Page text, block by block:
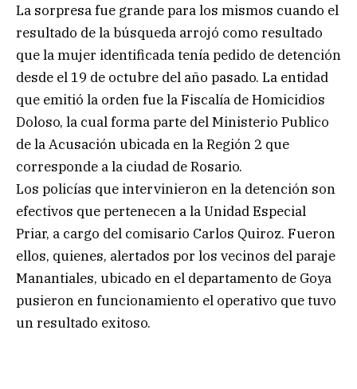
La sorpresa fue grande para los mismos cuando el
resultado de la búsqueda arrojó como resultado
que la mujer identificada tenía pedido de detención
desde el 19 de octubre del año pasado. La entidad
que emitió la orden fue la Fiscalía de Homicidios
Doloso, la cual forma parte del Ministerio Publico
de la Acusación ubicada en la Región 2 que
corresponde a la ciudad de Rosario.
Los policías que intervinieron en la detención son
efectivos que pertenecen a la Unidad Especial
Priar, a cargo del comisario Carlos Quiroz. Fueron
ellos, quienes, alertados por los vecinos del paraje
Manantiales, ubicado en el departamento de Goya
pusieron en funcionamiento el operativo que tuvo
un resultado exitoso.